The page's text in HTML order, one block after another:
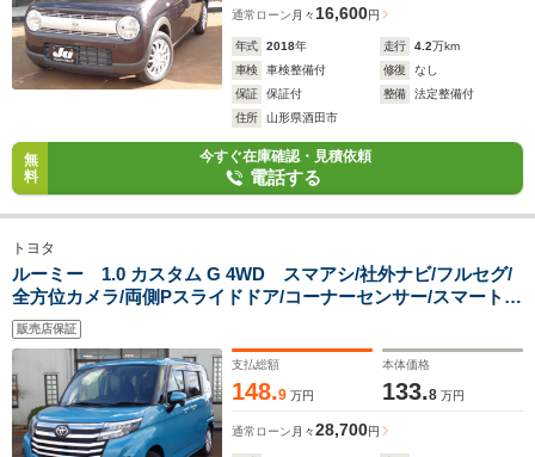
通常ローン 月々 16,600円
年式 2018年 走行 4.2万km
車検
車検整備付 修復
なし
保証
保証付 整備
法定整備付
住所
山形県酒田市
無
料
今すぐ在庫確認・見積依頼
電話する
トヨタ
ルーミー 1.0 カスタム G 4WD スマアシ/社外ナビ/フルセグ/
全方位カメラ/両側Pスライドドア/コーナーセンサー/スマートキ
ー/アダプティブクルーズコントロール/LEDオートライト/ドラ
レコ前後/社外14AW
販売店保証
支払総額
148.9 万円
本体価格
133.8 万円
通常ローン 月々28,700円